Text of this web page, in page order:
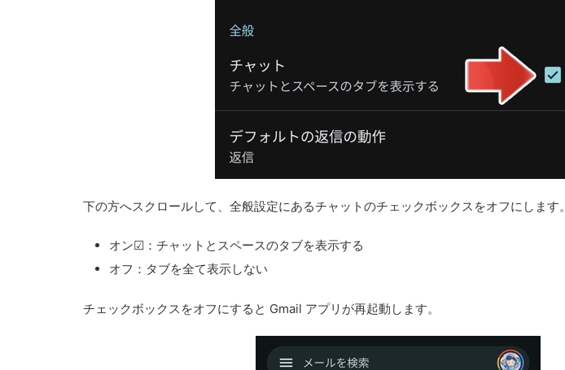
下の方へスクロールして、全般設定にあるチャットのチェックボックスをオフにします。
オン☑：チャットとスペースのタブを表示する
オフ：タブを全て表示しない
チェックボックスをオフにすると Gmail アプリが再起動します。